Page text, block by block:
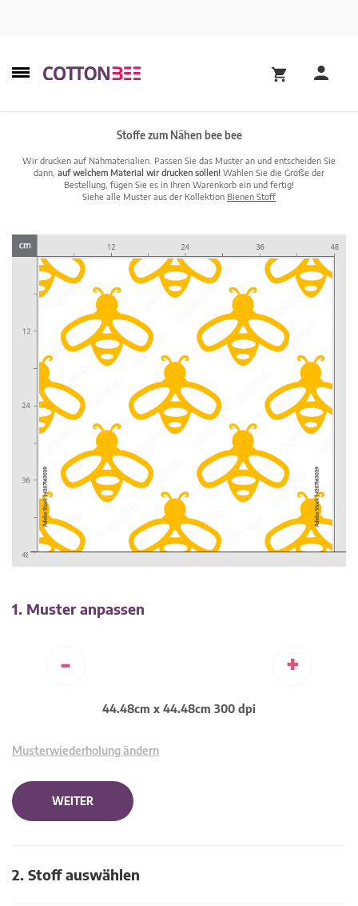
Stoffe zum Nähen bee bee
Wir drucken auf Nähmaterialien. Passen Sie das Muster an und entscheiden Sie
dann, auf welchem Material wir drucken sollen! Wählen Sie die Größe der
Bestellung, fügen Sie es in Ihren Warenkorb ein und fertig!
Siehe alle Muster aus der Kollektion Bienen Stoff
1. Muster anpassen
- +
44.48cm x 44.48cm 300 dpi
Musterwiederholung ändern
WEITER
2. Stoff auswählen